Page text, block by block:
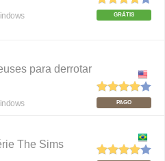
GRÁTIS
para derrotar
PAGO
The Sims